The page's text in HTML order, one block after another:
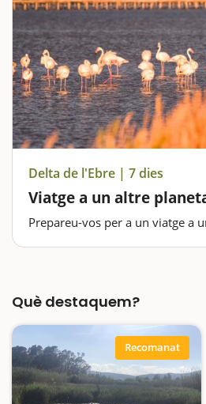
Delta de l'Ebre | 7 dies
Viatge a un altre
Prepareu-vos per a un viatge a
de sol…
Què destaquem?
Recomanat